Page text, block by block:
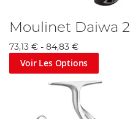
Moulinet Daiwa
73,13 € - 84,83 €
Voir Les Options